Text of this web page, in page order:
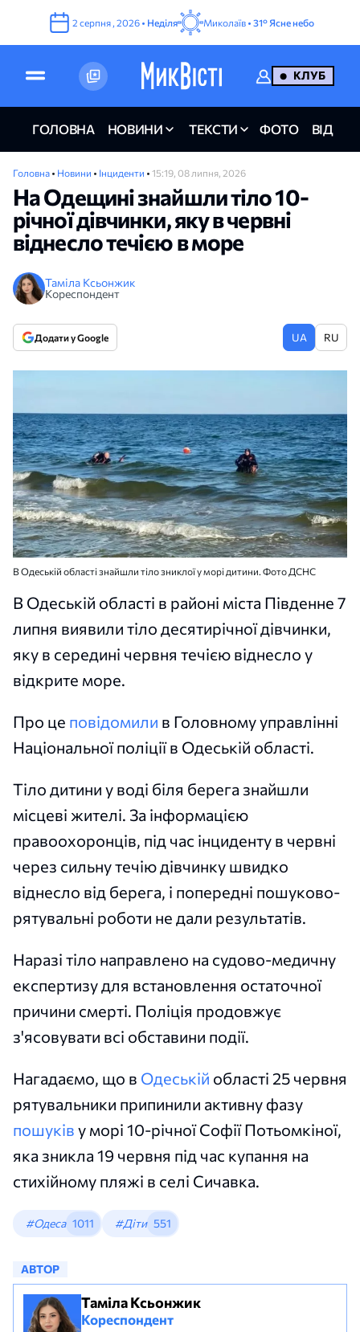
2 серпня , 2026 • Неділя Миколаїв • 31° Ясне небо
КЛУБ
ГОЛОВНА НОВИНИ ТЕКСТИ ФОТО ВІДЕО
Головна • Новини • Інциденти • 15:19, 08 липня, 2026
На Одещині знайшли тіло 10-
річної дівчинки, яку в червні
віднесло течією в море
Таміла Ксьонжик
Кореспондент
Додати у Google UA RU
В Одеській області знайшли тіло зниклої у морі дитини. Фото ДСНС
В Одеській області в районі міста Південне 7
липня виявили тіло десятирічної дівчинки,
яку в середині червня течією віднесло у
відкрите море.
Про це повідомили в Головному управлінні
Національної поліції в Одеській області.
Тіло дитини у воді біля берега знайшли
місцеві жителі. За інформацією
правоохоронців, під час інциденту в червні
через сильну течію дівчинку швидко
віднесло від берега, і попередні пошуково-
рятувальні роботи не дали результатів.
Наразі тіло направлено на судово-медичну
експертизу для встановлення остаточної
причини смерті. Поліція продовжує
з'ясовувати всі обставини події.
Нагадаємо, що в Одеській області 25 червня
рятувальники припинили активну фазу
пошуків у морі 10-річної Софії Потьомкіної,
яка зникла 19 червня під час купання на
стихійному пляжі в селі Сичавка.
#Одеса 1011 #Діти 551
АВТОР
Таміла Ксьонжик
Кореспондент